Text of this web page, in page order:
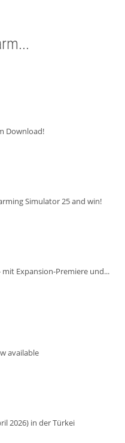
Download!
Simulator 25 and win!
Expansion-Premiere und...
available
2026) in der Türkei